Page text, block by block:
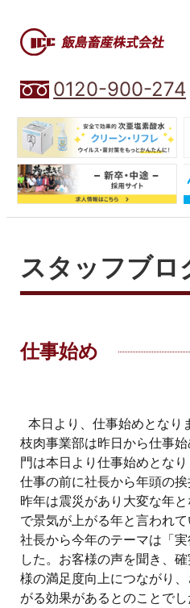
0120-900-274
スタッフブロ
仕事始め
本日より、仕事始めとなり
枝肉事業部は昨日から仕事
門は本日より仕事始めとなり
仕事の前に社長から年頭の挨
昨年は震災があり大変な年
で景気が上がる年と言われて
社長から今年のテーマは「
した。お客様の声を聞き、
様の満足度向上につながり
がる効果があるとのことでし